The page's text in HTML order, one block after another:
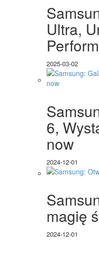
Ultra,
2025-03-02
6,
now
2024-12-01
magię
2024-12-01